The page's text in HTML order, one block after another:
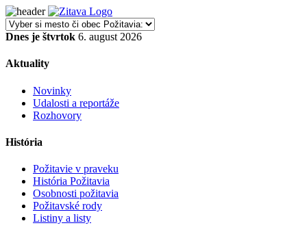
Dnes je štvrtok 6. august 2026
Aktuality
Novinky
Udalosti a reportáže
Rozhovory
História
Požitavie v praveku
História Požitavia
Osobnosti požitavia
Požitavské rody
Listiny a listy